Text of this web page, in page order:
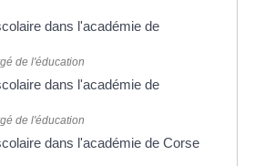
dans l'académie de
de l'éducation
dans l'académie de
de l'éducation
dans l'académie de Corse